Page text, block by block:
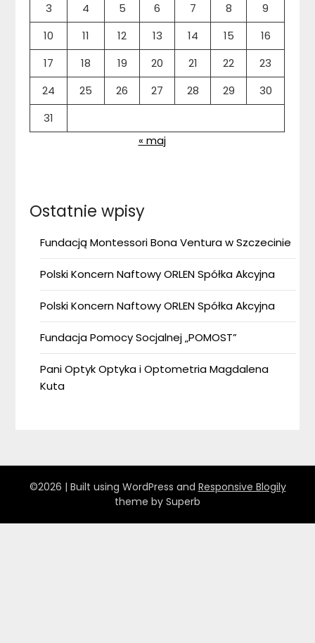
3
4 5 6 7 8
9
10
11 12 13 14 15
16
17
18 19 20 21 22
23
24
25 26 27 28 29
30
31
« maj
Ostatnie wpisy
Fundacją Montessori Bona Ventura w Szczecinie
Polski Koncern Naftowy ORLEN Spółka Akcyjna
Polski Koncern Naftowy ORLEN Spółka Akcyjna
Fundacja Pomocy Socjalnej „POMOST”
Pani Optyk Optyka i Optometria Magdalena
Kuta
©2026 | Built using WordPress and Responsive Blogily
theme by Superb